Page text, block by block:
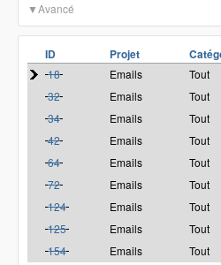
Avancé
ID Projet
18 Emails Tout
32 Emails Tout
34 Emails Tout
42 Emails Tout
64 Emails Tout
72 Emails Tout
124 Emails Tout
125 Emails Tout
154 Emails Tout